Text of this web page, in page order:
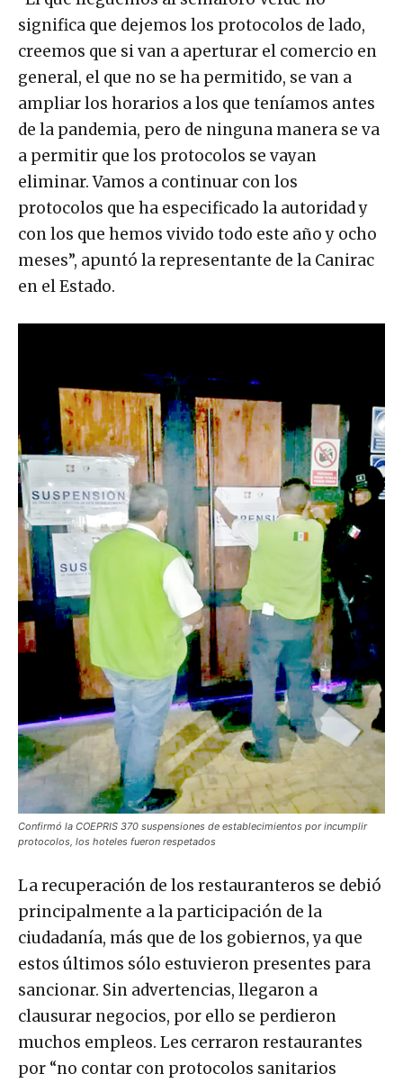
significa que dejemos los protocolos de lado,
creemos que si van a aperturar el comercio en
general, el que no se ha permitido, se van a
ampliar los horarios a los que teníamos antes
de la pandemia, pero de ninguna manera se va
a permitir que los protocolos se vayan
eliminar. Vamos a continuar con los
protocolos que ha especificado la autoridad y
con los que hemos vivido todo este año y ocho
meses”, apuntó la representante de la Canirac
en el Estado.
Confirmó la COEPRIS 370 suspensiones de establecimientos por incumplir
protocolos, los hoteles fueron respetados
La recuperación de los restauranteros se debió
principalmente a la participación de la
ciudadanía, más que de los gobiernos, ya que
estos últimos sólo estuvieron presentes para
sancionar. Sin advertencias, llegaron a
clausurar negocios, por ello se perdieron
muchos empleos. Les cerraron restaurantes
por “no contar con protocolos sanitarios